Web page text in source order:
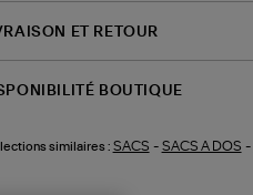
ET RETOUR
BOUTIQUE
similaires : SACS - SACS A DOS -